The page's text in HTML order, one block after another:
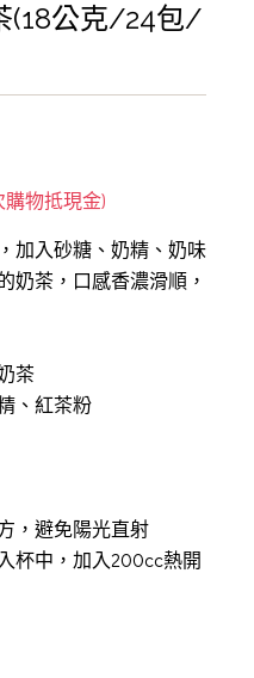
(18公克/24包/
加入砂糖、奶精、奶味
奶茶，口感香濃滑順，
茶
、紅茶粉
，避免陽光直射
杯中，加入200cc熱開